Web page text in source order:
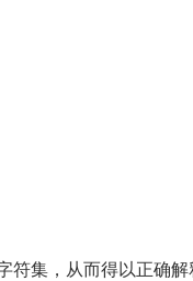
符集，从而得以正确解